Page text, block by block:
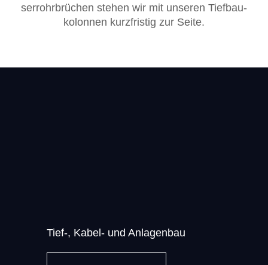
ser­rohr­brü­chen ste­hen wir mit unse­ren Tief­bau­
ko­lon­nen kurz­fris­tig zur Sei­te.
Tief-, Kabel- und Anlagenbau